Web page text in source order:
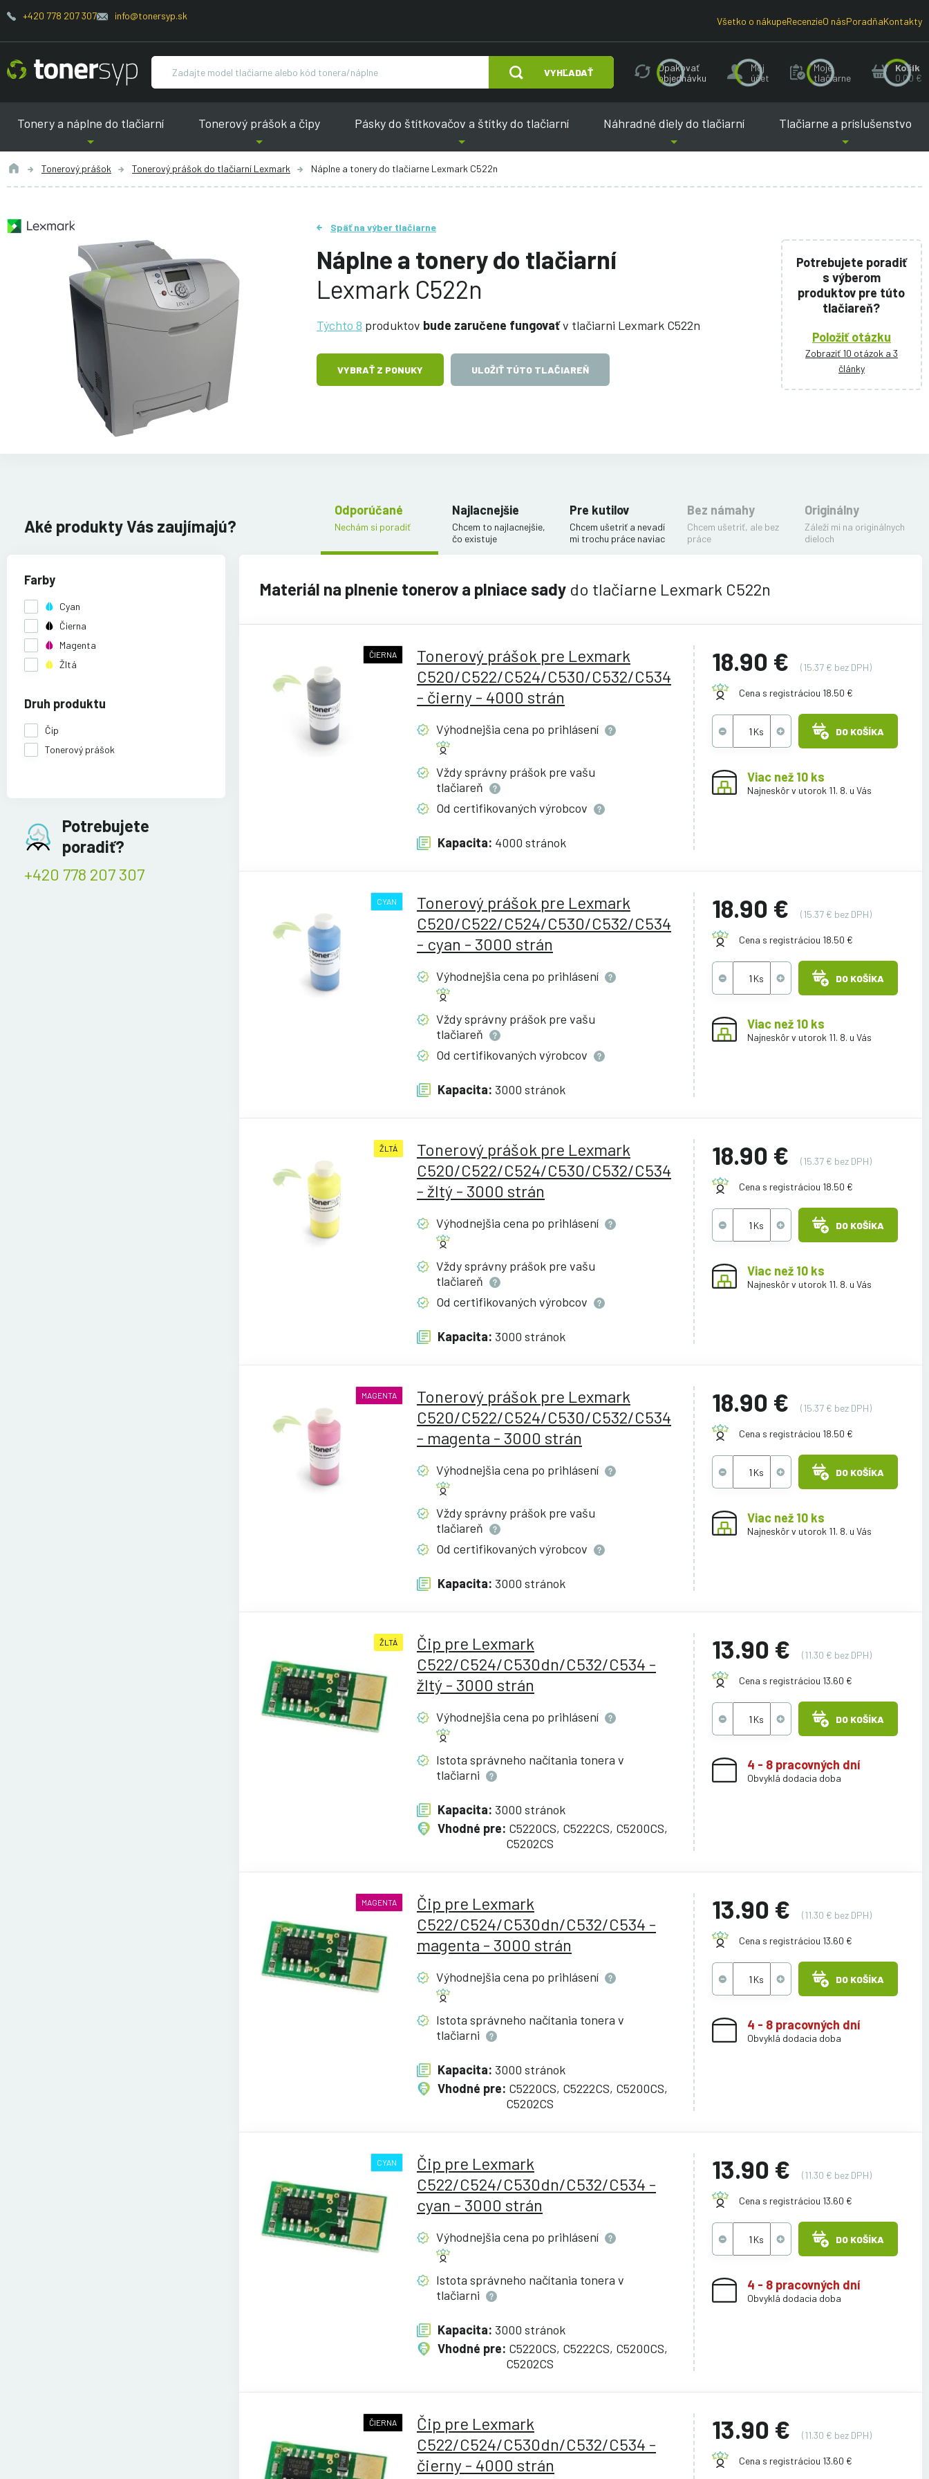
+420 778 207 307 info@tonersyp.sk Všetko o nákupeRecenzieO násPoradňaKontakty
VYHĽADAŤ
Opakovať
objednávku
Môj
účet
Moje
tlačiarne
Košík
0.00 €
Tonery a náplne do tlačiarní Tonerový prášok a čipy Pásky do štítkovačov a štítky do tlačiarní Náhradné diely do tlačiarní Tlačiarne a príslušenstvo
Tonerový prášok Tonerový prášok do tlačiarní Lexmark Náplne a tonery do tlačiarne Lexmark C522n
Späť na výber tlačiarne
Náplne a tonery do tlačiarní
Lexmark C522n
Týchto 8 produktov bude zaručene fungovaťv tlačiarni Lexmark C522n
VYBRAŤ Z PONUKY ULOŽIŤ TÚTO TLAČIAREŇ
Potrebujete poradiť
s výberom
produktov pre túto
tlačiareň?
Položiť otázku
Zobraziť 10 otázok a 3
články
Aké produkty Vás zaujímajú?
Farby
Cyan
Čierna
Magenta
Žltá
Druh produktu
Čip
Tonerový prášok
Potrebujete
poradiť?
+420 778 207 307
Odporúčané
Nechám si poradiť
Najlacnejšie
Chcem to najlacnejšie,
čo existuje
Pre kutilov
Chcem ušetriť a nevadí
mi trochu práce naviac
Bez námahy
Chcem ušetriť, ale bez
práce
Originálny
Záleží mi na originálnych
dieloch
Materiál na plnenie tonerov a plniace sady do tlačiarne Lexmark C522n
ČIERNA
Tonerový prášok pre Lexmark
C520/C522/C524/C530/C532/C534
- čierny - 4000 strán
Výhodnejšia cena po prihlásení
Vždy správny prášok pre vašu
tlačiareň
Od certifikovaných výrobcov
Kapacita: 4000 stránok
18.90 € (15.37 € bez DPH)
Cena s registráciou 18.50 €
DO KOŠÍKA
Viac než 10 ks
Najneskôr v utorok 11. 8. u Vás
CYAN
Tonerový prášok pre Lexmark
C520/C522/C524/C530/C532/C534
- cyan - 3000 strán
Výhodnejšia cena po prihlásení
Vždy správny prášok pre vašu
tlačiareň
Od certifikovaných výrobcov
Kapacita: 3000 stránok
18.90 € (15.37 € bez DPH)
Cena s registráciou 18.50 €
DO KOŠÍKA
Viac než 10 ks
Najneskôr v utorok 11. 8. u Vás
ŽLTÁ
Tonerový prášok pre Lexmark
C520/C522/C524/C530/C532/C534
- žltý - 3000 strán
Výhodnejšia cena po prihlásení
Vždy správny prášok pre vašu
tlačiareň
Od certifikovaných výrobcov
Kapacita: 3000 stránok
18.90 € (15.37 € bez DPH)
Cena s registráciou 18.50 €
DO KOŠÍKA
Viac než 10 ks
Najneskôr v utorok 11. 8. u Vás
MAGENTA
Tonerový prášok pre Lexmark
C520/C522/C524/C530/C532/C534
- magenta - 3000 strán
Výhodnejšia cena po prihlásení
Vždy správny prášok pre vašu
tlačiareň
Od certifikovaných výrobcov
Kapacita: 3000 stránok
18.90 € (15.37 € bez DPH)
Cena s registráciou 18.50 €
DO KOŠÍKA
Viac než 10 ks
Najneskôr v utorok 11. 8. u Vás
ŽLTÁ
Čip pre Lexmark
C522/C524/C530dn/C532/C534 -
žltý - 3000 strán
Výhodnejšia cena po prihlásení
Istota správneho načítania tonera v
tlačiarni
Kapacita: 3000 stránok
Vhodné pre: C5220CS, C5222CS, C5200CS,
C5202CS
13.90 € (11.30 € bez DPH)
Cena s registráciou 13.60 €
DO KOŠÍKA
4 - 8 pracovných dní
Obvyklá dodacia doba
MAGENTA
Čip pre Lexmark
C522/C524/C530dn/C532/C534 -
magenta - 3000 strán
Výhodnejšia cena po prihlásení
Istota správneho načítania tonera v
tlačiarni
Kapacita: 3000 stránok
Vhodné pre: C5220CS, C5222CS, C5200CS,
C5202CS
13.90 € (11.30 € bez DPH)
Cena s registráciou 13.60 €
DO KOŠÍKA
4 - 8 pracovných dní
Obvyklá dodacia doba
CYAN
Čip pre Lexmark
C522/C524/C530dn/C532/C534 -
cyan - 3000 strán
Výhodnejšia cena po prihlásení
Istota správneho načítania tonera v
tlačiarni
Kapacita: 3000 stránok
Vhodné pre: C5220CS, C5222CS, C5200CS,
C5202CS
13.90 € (11.30 € bez DPH)
Cena s registráciou 13.60 €
DO KOŠÍKA
4 - 8 pracovných dní
Obvyklá dodacia doba
ČIERNA
Čip pre Lexmark
C522/C524/C530dn/C532/C534 -
čierny - 4000 strán
13.90 € (11.30 € bez DPH)
Cena s registráciou 13.60 €